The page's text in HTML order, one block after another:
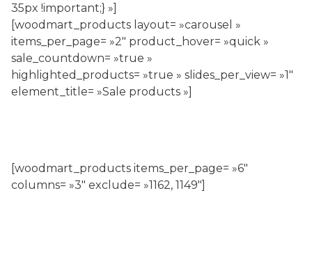
35px !important;} »]
[woodmart_products layout= »carousel »
items_per_page= »2″ product_hover= »quick »
sale_countdown= »true »
highlighted_products= »true » slides_per_view= »1″
element_title= »Sale products »]
[woodmart_products items_per_page= »6″
columns= »3″ exclude= »1162, 1149″]